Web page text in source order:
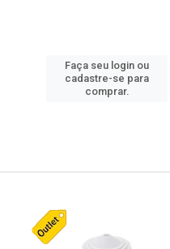
Faça seu login ou
cadastre-se para
comprar.